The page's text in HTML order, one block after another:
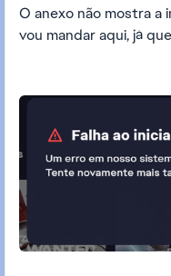
O anexo não mostra a
vou mandar aqui, já